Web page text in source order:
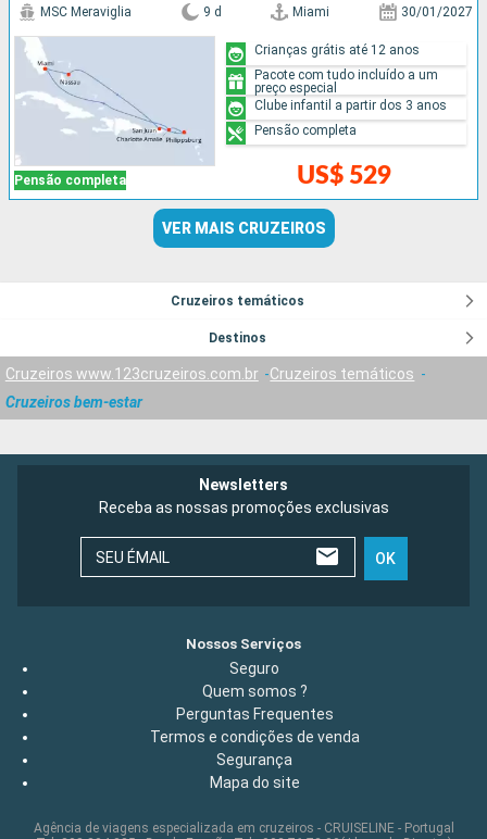
Pensão completa
MSC Meraviglia 9 d Miami 30/01/2027
US$ 529
Crianças grátis até 12 anos
Pacote com tudo incluído a um
preço especial
Clube infantil a partir dos 3 anos
Pensão completa
VER MAIS CRUZEIROS
Cruzeiros temáticos
Destinos
Cruzeiros www.123cruzeiros.com.br
Cruzeiros temáticos
Cruzeiros bem-estar
Newsletters
Receba as nossas promoções exclusivas
SEU ÉMAIL OK
Nossos Serviços
Seguro
Quem somos ?
Perguntas Frequentes
Termos e condições de venda
Segurança
Mapa do site
Agência de viagens especializada em cruzeiros - CRUISELINE - Portugal